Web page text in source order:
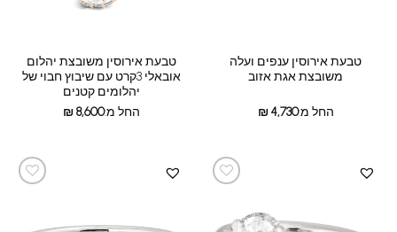
טבעת אירוסין ענפים ועלה
משובצת אגת אזוב
החל מ: ₪4,730
טבעת אירוסין משובצת יהלום
אובאלי 3קרט עם שיבוץ חבוי של
יהלומים קטנים
החל מ:
₪8,600